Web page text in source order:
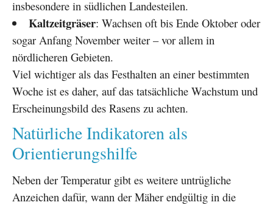
insbesondere in südlichen Landesteilen.
Kaltzeitgräser: Wachsen oft bis Ende Oktober oder
sogar Anfang November weiter – vor allem in
nördlicheren Gebieten.
Viel wichtiger als das Festhalten an einer bestimmten
Woche ist es daher, auf das tatsächliche Wachstum und
Erscheinungsbild des Rasens zu achten.
Natürliche Indikatoren als
Orientierungshilfe
Neben der Temperatur gibt es weitere untrügliche
Anzeichen dafür, wann der Mäher endgültig in die